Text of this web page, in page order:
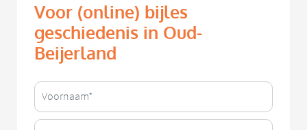
Voor (online) bijles
geschiedenis in Oud-
Beijerland